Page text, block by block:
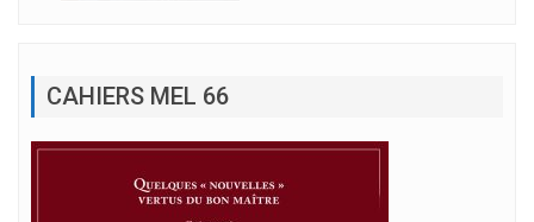
CAHIERS MEL 66